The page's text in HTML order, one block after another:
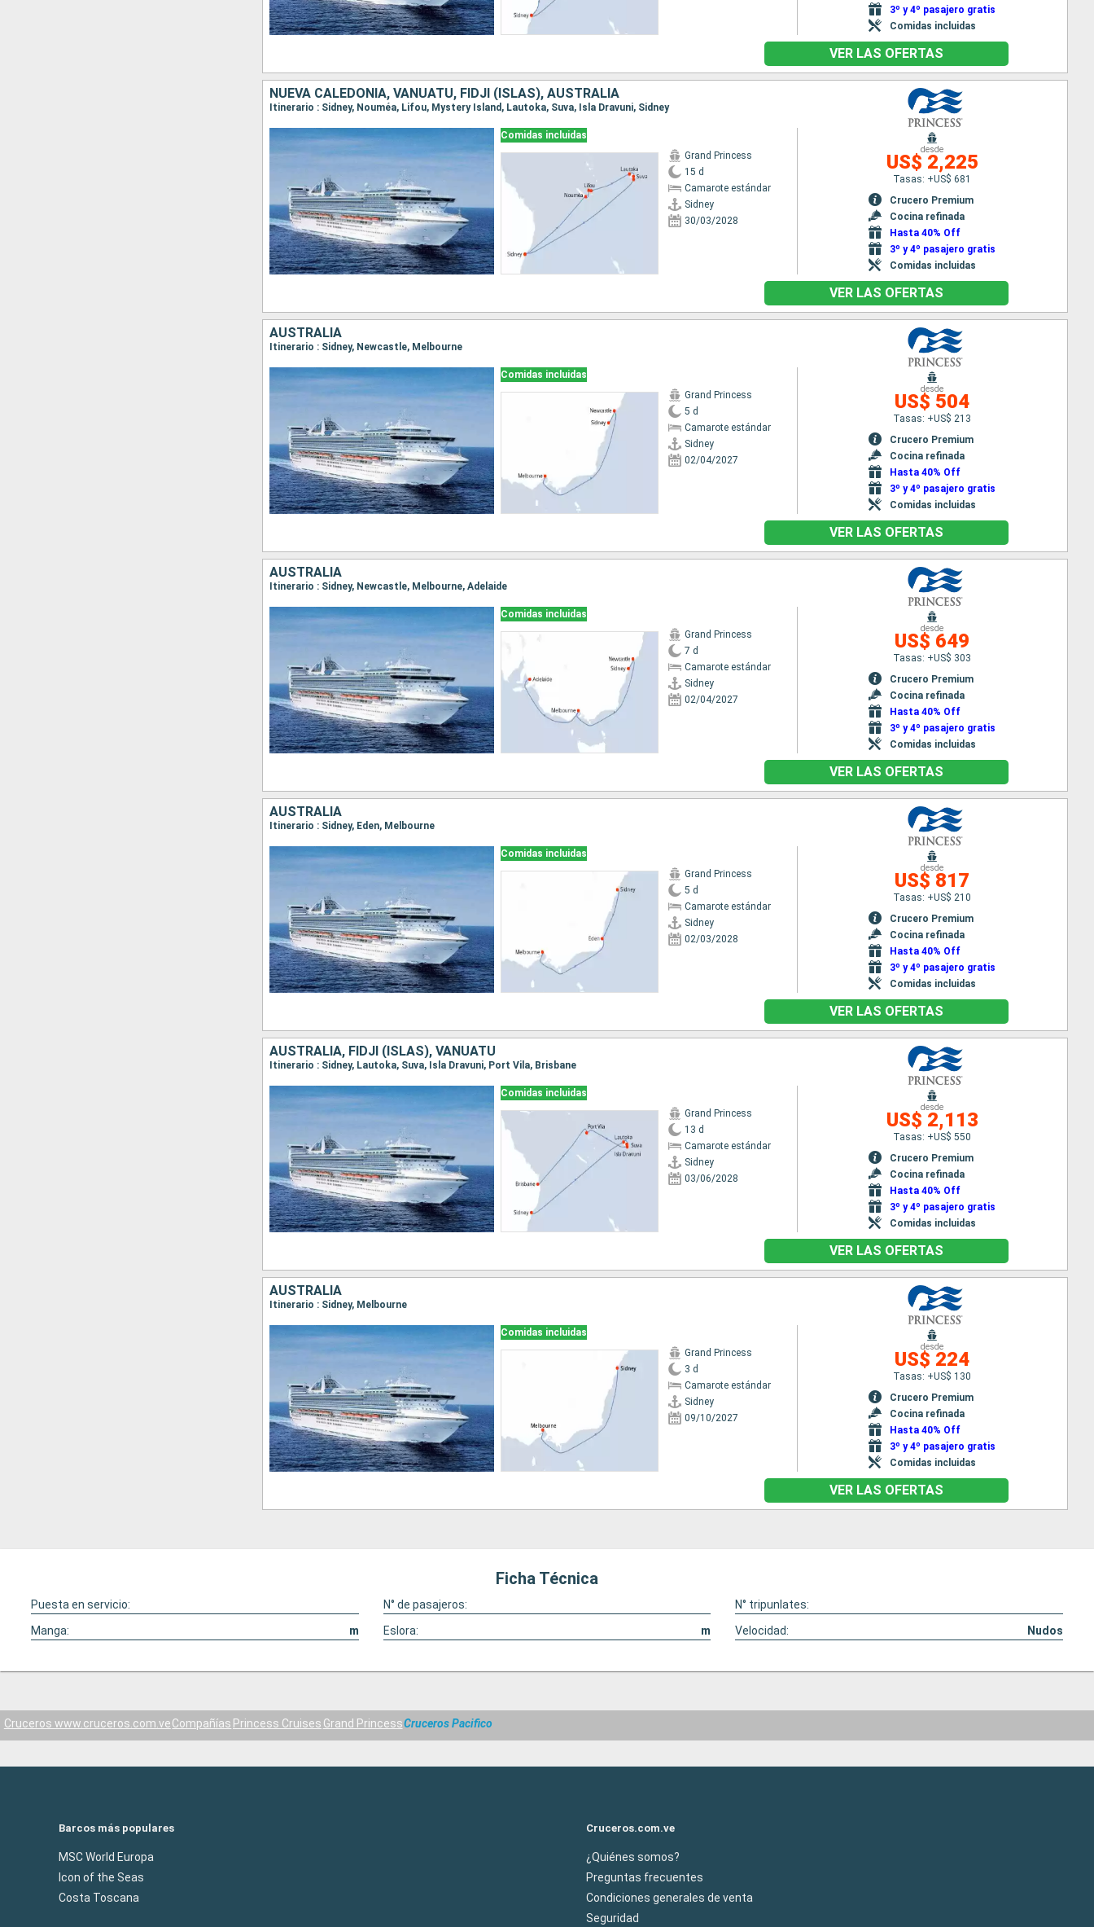
3º y 4º pasajero gratis
Comidas incluidas
VER LAS OFERTAS
NUEVA CALEDONIA, VANUATU, FIDJI (ISLAS), AUSTRALIA
Itinerario : Sidney, Nouméa, Lifou, Mystery Island, Lautoka, Suva, Isla Dravuni, Sidney
Comidas incluidas
Grand Princess
15 d
Camarote estándar
Sidney
30/03/2028
desde
US$ 2,225
Tasas: +US$ 681
Crucero Premium
Cocina refinada
Hasta 40% Off
3º y 4º pasajero gratis
Comidas incluidas
VER LAS OFERTAS
AUSTRALIA
Itinerario : Sidney, Newcastle, Melbourne
Comidas incluidas
Grand Princess
5 d
Camarote estándar
Sidney
02/04/2027
desde
US$ 504
Tasas: +US$ 213
Crucero Premium
Cocina refinada
Hasta 40% Off
3º y 4º pasajero gratis
Comidas incluidas
VER LAS OFERTAS
AUSTRALIA
Itinerario : Sidney, Newcastle, Melbourne, Adelaide
Comidas incluidas
Grand Princess
7 d
Camarote estándar
Sidney
02/04/2027
desde
US$ 649
Tasas: +US$ 303
Crucero Premium
Cocina refinada
Hasta 40% Off
3º y 4º pasajero gratis
Comidas incluidas
VER LAS OFERTAS
AUSTRALIA
Itinerario : Sidney, Eden, Melbourne
Comidas incluidas
Grand Princess
5 d
Camarote estándar
Sidney
02/03/2028
desde
US$ 817
Tasas: +US$ 210
Crucero Premium
Cocina refinada
Hasta 40% Off
3º y 4º pasajero gratis
Comidas incluidas
VER LAS OFERTAS
AUSTRALIA, FIDJI (ISLAS), VANUATU
Itinerario : Sidney, Lautoka, Suva, Isla Dravuni, Port Vila, Brisbane
Comidas incluidas
Grand Princess
13 d
Camarote estándar
Sidney
03/06/2028
desde
US$ 2,113
Tasas: +US$ 550
Crucero Premium
Cocina refinada
Hasta 40% Off
3º y 4º pasajero gratis
Comidas incluidas
VER LAS OFERTAS
AUSTRALIA
Itinerario : Sidney, Melbourne
Comidas incluidas
Grand Princess
3 d
Camarote estándar
Sidney
09/10/2027
desde
US$ 224
Tasas: +US$ 130
Crucero Premium
Cocina refinada
Hasta 40% Off
3º y 4º pasajero gratis
Comidas incluidas
VER LAS OFERTAS
Ficha Técnica
Puesta en servicio: N° de pasajeros:
N° tripunlates:
Manga:
m Eslora: m Velocidad: Nudos
Cruceros www.cruceros.com.veCompañías Princess Cruises Grand PrincessCruceros Pacifico
Barcos más populares
MSC World Europa
Icon of the Seas
Costa Toscana
Cruceros.com.ve
¿Quiénes somos?
Preguntas frecuentes
Condiciones generales de venta
Seguridad